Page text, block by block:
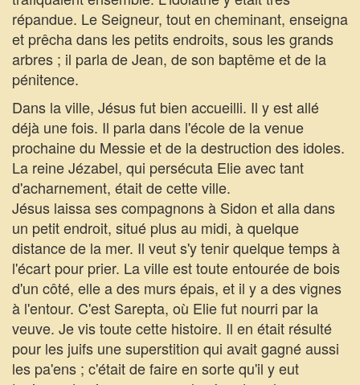
répandue. Le Seigneur, tout en cheminant, enseigna
et prêcha dans les petits endroits, sous les grands
arbres ; il parla de Jean, de son baptême et de la
pénitence.
Dans la ville, Jésus fut bien accueilli. Il y est allé
déjà une fois. Il parla dans l'école de la venue
prochaine du Messie et de la destruction des idoles.
La reine Jézabel, qui persécuta Elie avec tant
d'acharnement, était de cette ville.
Jésus laissa ses compagnons à Sidon et alla dans
un petit endroit, situé plus au midi, à quelque
distance de la mer. Il veut s'y tenir quelque temps à
l'écart pour prier. La ville est toute entourée de bois
d'un côté, elle a des murs épais, et il y a des vignes
à l'entour. C'est Sarepta, où Elie fut nourri par la
veuve. Je vis toute cette histoire. Il en était résulté
pour les juifs une superstition qui avait gagné aussi
les pa'ens ; c'était de faire en sorte qu'il y eut